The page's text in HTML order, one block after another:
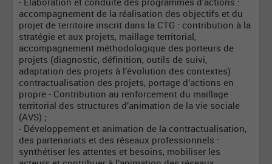
accompagnement de la réalisation des objectifs et du
projet de territoire inscrit dans la CTG : contribution à la
stratégie et aux projets, maillage territorial,
accompagnement méthodologique des porteurs de
projets (diagnostic, définition, outils de suivi,
adaptation des projets à l’évolution des contextes)
contractualisation des projets, portage d’actions en
propre - Contribution au renforcement du maillage
territorial des structures d’animation de la vie sociale
(AVS) ;
- Développement et animation de la contractualisation,
des partenariats et des réseaux professionnels :
synthétiser les attentes et besoins, mobiliser les